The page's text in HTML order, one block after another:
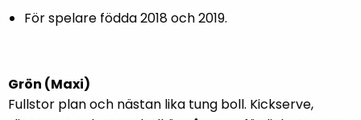
För spelare födda 2018 och 2019.
Grön (Maxi)
Fullstor plan och nästan lika tung boll. Kickserve,